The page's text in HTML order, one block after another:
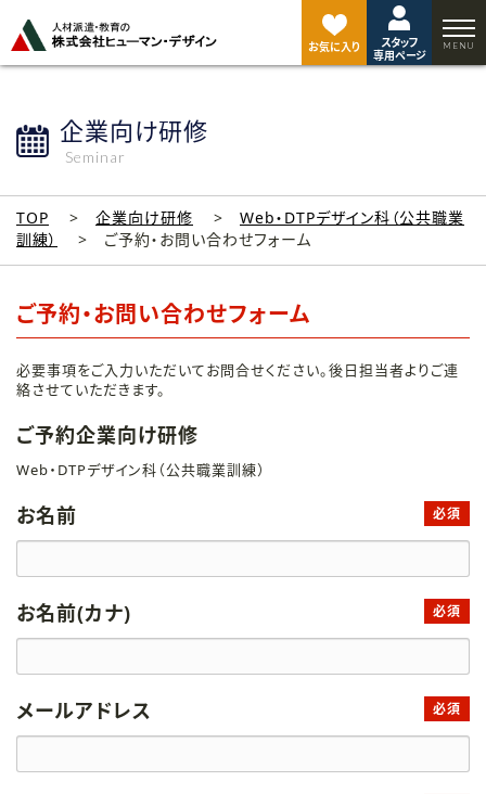
お気に入り
スタッフ
専用ページ
企業向け研修
Seminar
TOP 企業向け研修
Web・DTPデザイン科（公共職業
訓練）
ご予約・お問い合わせフォーム
ご予約・お問い合わせフォーム
必要事項をご入力いただいてお問合せください。後日担当者よりご連
絡させていただきます。
ご予約企業向け研修
Web・DTPデザイン科（公共職業訓練）
お名前 必須
お名前(カナ) 必須
メールアドレス 必須
ジ
ト